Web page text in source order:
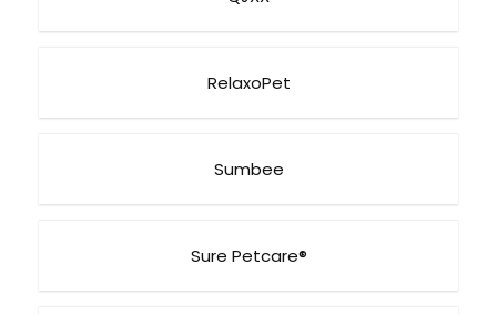
RelaxoPet
Sumbee
Sure Petcare®